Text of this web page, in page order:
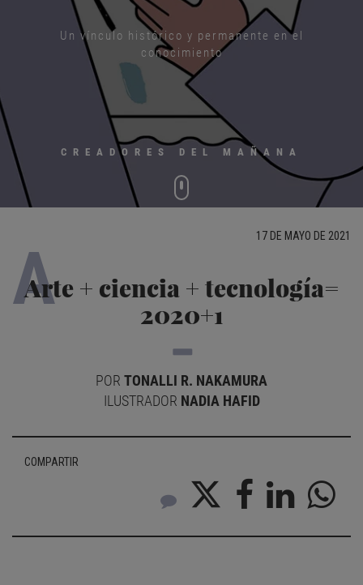
Un vínculo histórico y permanente en el
conocimiento
CREADORES DEL MAÑANA
17 DE MAYO DE 2021
A
Arte + ciencia + tecnología=
2020+1
POR TONALLI R. NAKAMURA
ILUSTRADOR NADIA HAFID
COMPARTIR